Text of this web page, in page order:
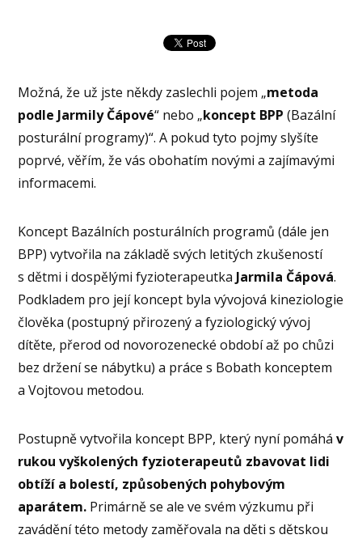
Možná, že už jste někdy zaslechli pojem „metoda
podle Jarmily Čápové“ nebo „koncept BPP (Bazální
posturální programy)“. A pokud tyto pojmy slyšíte
poprvé, věřím, že vás obohatím novými a zajímavými
informacemi.
Koncept Bazálních posturálních programů (dále jen
BPP) vytvořila na základě svých letitých zkušeností
s dětmi i dospělými fyzioterapeutka Jarmila Čápová.
Podkladem pro její koncept byla vývojová kineziologie
člověka (postupný přirozený a fyziologický vývoj
dítěte, přerod od novorozenecké období až po chůzi
bez držení se nábytku) a práce s Bobath konceptem
a Vojtovou metodou.
Postupně vytvořila koncept BPP, který nyní pomáháv
rukou vyškolených fyzioterapeutů zbavovat lidi
obtíží a bolestí, způsobených pohybovým
aparátem. Primárně se ale ve svém výzkumu při
zavádění této metody zaměřovala na děti s dětskou